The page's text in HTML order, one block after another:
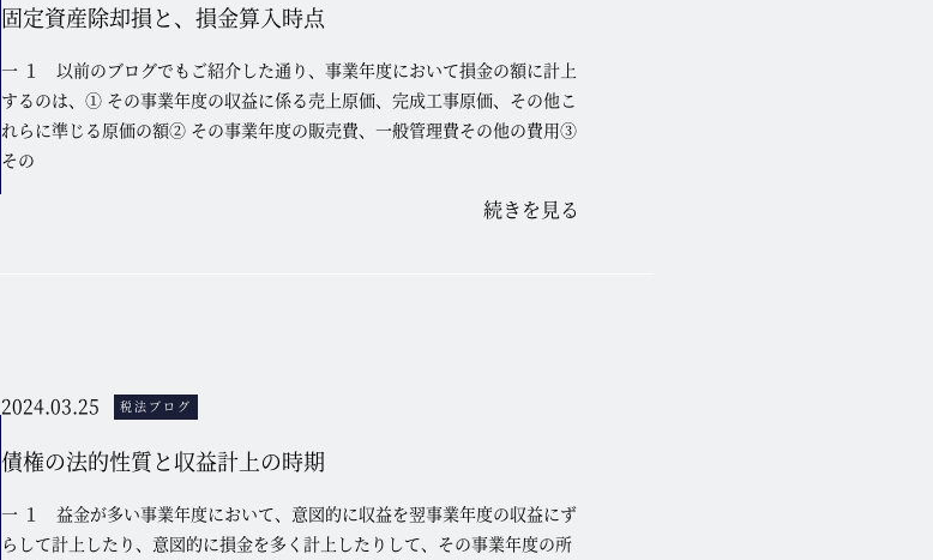
固定資産除却損と、損金算入時点
一 １ 以前のブログでもご紹介した通り、事業年度において損金の額に計上
するのは、① その事業年度の収益に係る売上原価、完成工事原価、その他こ
れらに準じる原価の額② その事業年度の販売費、一般管理費その他の費用③
その
続きを見る
2024.03.25 税法ブログ
債権の法的性質と収益計上の時期
一 １ 益金が多い事業年度において、意図的に収益を翌事業年度の収益にず
らして計上したり、意図的に損金を多く計上したりして、その事業年度の所